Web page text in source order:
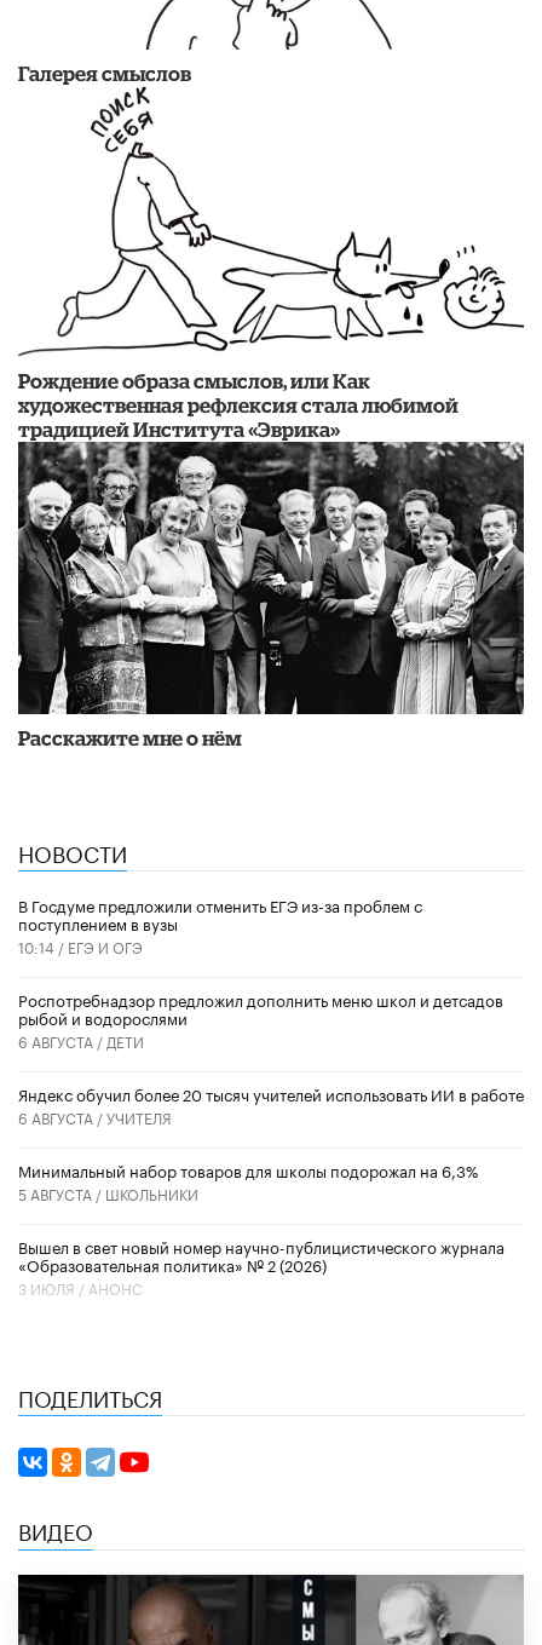
Галерея смыслов
Рождение образа смыслов, или Как
художественная рефлексия стала любимой
традицией Института «Эврика»
Расскажите мне о нём
НОВОСТИ
В Госдуме предложили отменить ЕГЭ из-за проблем с
поступлением в вузы
10:14 / ЕГЭ И ОГЭ
Роспотребнадзор предложил дополнить меню школ и детсадов
рыбой и водорослями
6 АВГУСТА / ДЕТИ
​Яндекс обучил более 20 тысяч учителей использовать ИИ в работе
6 АВГУСТА /УЧИТЕЛЯ
Минимальный набор товаров для школы подорожал на 6,3%
5 АВГУСТА / ШКОЛЬНИКИ
Вышел в свет новый номер научно-публицистического журнала
«Образовательная политика» № 2 (2026)
3 ИЮЛЯ / АНОНС
ПОДЕЛИТЬСЯ
ВИДЕО